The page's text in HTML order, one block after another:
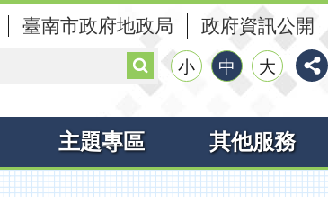
臺南市政府地政局 政府資訊公開
搜
尋 小 中 大
主題專區 其他服務